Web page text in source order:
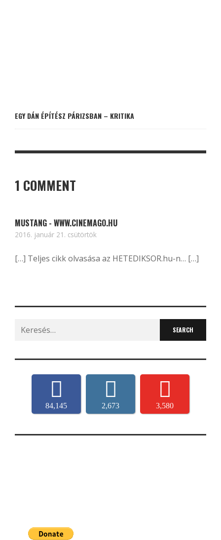
EGY DÁN ÉPÍTÉSZ PÁRIZSBAN – KRITIKA
1 COMMENT
MUSTANG - WWW.CINEMAGO.HU
2016. január 21. csütörtök
[…] Teljes cikk olvasása az HETEDIKSOR.hu-n… […]
Search
for:
84,145 2,673 3,580